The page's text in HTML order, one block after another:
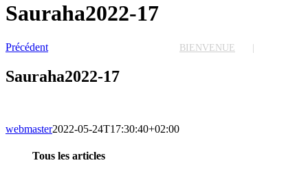
Sauraha2022-17
Précédent
Sauraha2022-17
webmaster2022-05-24T17:30:40+02:00
Tous les articles
BIENVENUE